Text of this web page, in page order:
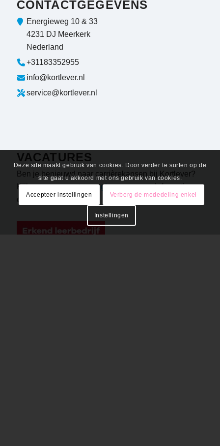
CONTACTGEGEVENS
Energieweg 10 & 33
4231 DJ Meerkerk
Nederland
+31183352955
info@kortlever.nl
service@kortlever.nl
VACATURES
Ben je benieuwd naar carrièrekansen bij Kortlever?
Kijk op onzevacaturepaginavoor meer informatie en
openstaande vacatures!
Deze site maakt gebruik van cookies. Door verder te surfen op de
site gaat u akkoord met ons gebruik van cookies.
Accepteer instellingen Verberg de mededeling enkel
Instellingen